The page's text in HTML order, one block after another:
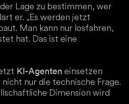
Lage zu bestimmen, wer
er. „Es werden jetzt
Man kann nur losfahren,
hat. Das ist eine
KI-Agenten einsetzen
nur die technische Frage.
Dimension wird